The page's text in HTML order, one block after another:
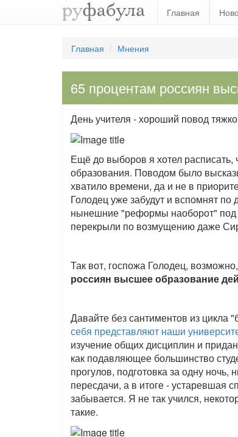
Главная
Главная Мнения
65 процентам россиян
День учителя - хороший повод
Ещё до выборов я хотел расписать,
образования. Поводом было
хватило времени, да и не в
Голодец уже забудут и вспомнят по
нынешние "реформы наоборот" под
перекрыли по возмущению даже
Так вот, госпожа Голодец,
россиян высшее образование
Давайте без сантиментов из цикла
себя представляют наши
изучение общих дисциплин и
как подавляющее большинство
прогулов, подготовка за одну
пересдачи, а в итоге - устаревшая
забывается. Я не так учился,
такие.